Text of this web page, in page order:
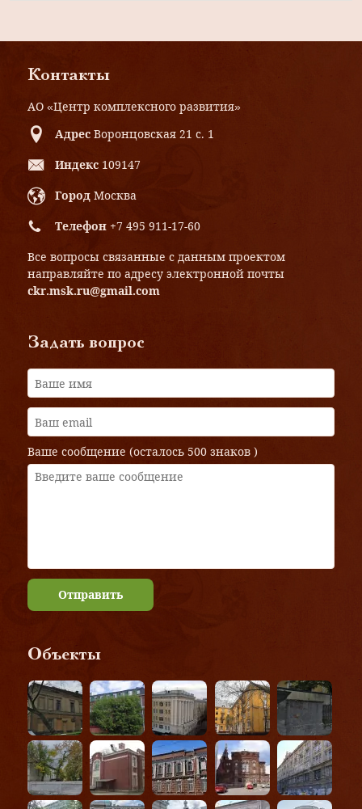
Контакты
АО «Центр комплексного развития»
Адрес Воронцовская 21 с. 1
Индекс 109147
Город Москва
Телефон +7 495 911-17-60
Все вопросы связанные с данным проектом
направляйте по адресу электронной почты
ckr.msk.ru@gmail.com
Задать вопрос
Ваше сообщение (осталось 500 знаков )
Отправить
Объекты